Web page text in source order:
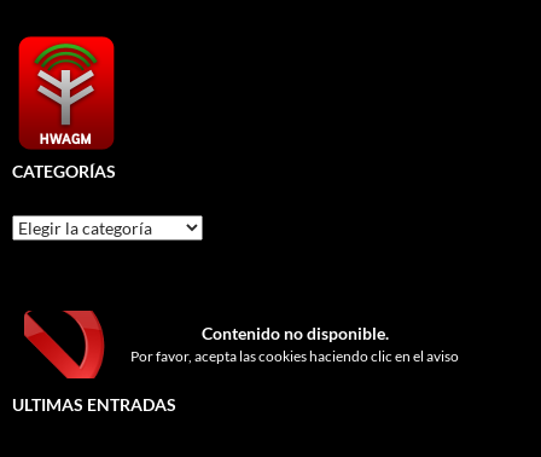
CATEGORÍAS
Categorías
Contenido no disponible.
Por favor, acepta las cookies haciendo clic en el aviso
ULTIMAS ENTRADAS